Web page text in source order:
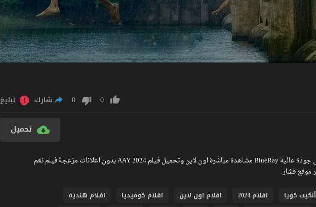
0
0 شارك تبليغ
تحميل
مشاهدة فيلم AAY 2024 مترجم كامل جودة عالية BlueRay مشاهدة مباشرة اون لاين وتحميل فيلم AAY 2024 بدون اعلانات مزعجة فيلم نعم
أنكيث كويا افلام 2024 افلام اون لاين افلام كوميديا
افلام هندية